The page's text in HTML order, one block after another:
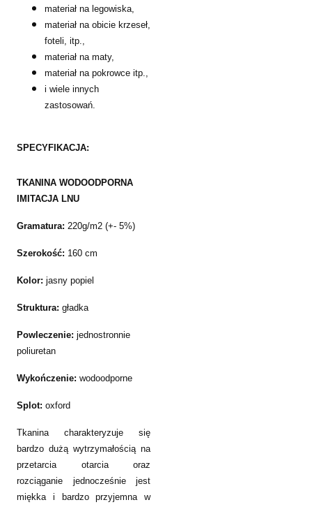
materiał na legowiska,
materiał na obicie krzeseł,
foteli, itp.,
materiał na maty,
materiał na pokrowce itp.,
i wiele innych
zastosowań.
SPECYFIKACJA:
TKANINA WODOODPORNA
IMITACJA LNU
Gramatura: 220g/m2 (+- 5%)
Szerokość: 160 cm
Kolor: jasny popiel
Struktura: gładka
Powleczenie: jednostronnie
poliuretan
Wykończenie: wodoodporne
Splot: oxford
Tkanina charakteryzuje się
bardzo dużą wytrzymałością na
przetarcia otarcia oraz
rozciąganie jednocześnie jest
miękka i bardzo przyjemna w